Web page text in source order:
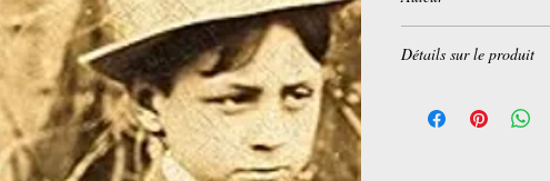
Détails sur le produit
Langue ‏ : ‎ Français